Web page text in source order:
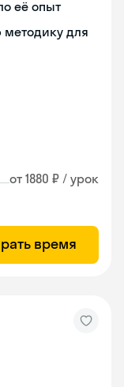
её опыт
для
от 1880 ₽ / урок
время